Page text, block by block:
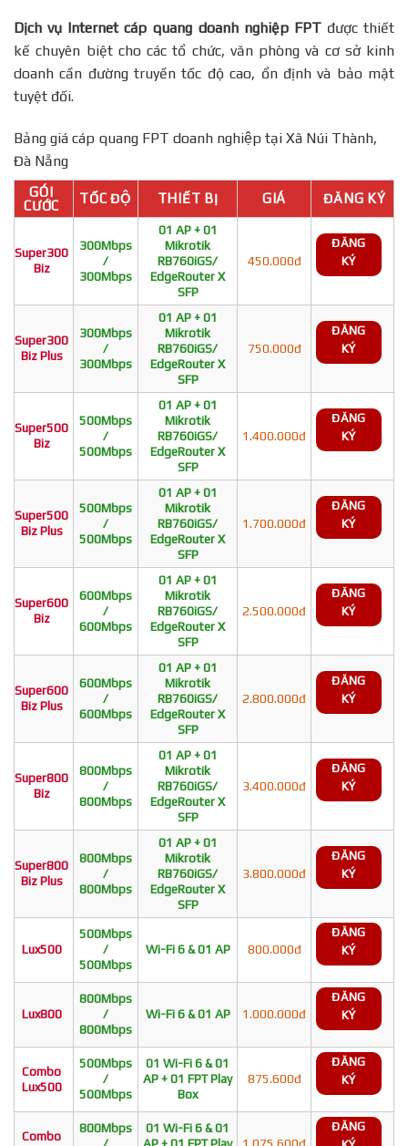
Dịch vụ Internet cáp quang doanh nghiệp FPTđược thiết
kế chuyên biệt cho các tổ chức, văn phòng và cơ sở kinh
doanh cần đường truyền tốc độ cao, ổn định và bảo mật
tuyệt đối.
Bảng giá cáp quang FPT doanh nghiệp tại Xã Núi Thành,
Đà Nẵng
GÓI
CƯỚC
TỐC ĐỘ THIẾT BỊ GIÁ ĐĂNG KÝ
Super300
Biz
300Mbps
/
300Mbps
01 AP + 01
Mikrotik
RB760iGS/
EdgeRouter X
SFP
450.000đ
ĐĂNG
KÝ
Super300
Biz Plus
300Mbps
/
300Mbps
01 AP + 01
Mikrotik
RB760iGS/
EdgeRouter X
SFP
750.000đ
ĐĂNG
KÝ
Super500
Biz
500Mbps
/
500Mbps
01 AP + 01
Mikrotik
RB760iGS/
EdgeRouter X
SFP
1.400.000đ
ĐĂNG
KÝ
Super500
Biz Plus
500Mbps
/
500Mbps
01 AP + 01
Mikrotik
RB760iGS/
EdgeRouter X
SFP
1.700.000đ
ĐĂNG
KÝ
Super600
Biz
600Mbps
/
600Mbps
01 AP + 01
Mikrotik
RB760iGS/
EdgeRouter X
SFP
2.500.000đ
ĐĂNG
KÝ
Super600
Biz Plus
600Mbps
/
600Mbps
01 AP + 01
Mikrotik
RB760iGS/
EdgeRouter X
SFP
2.800.000đ
ĐĂNG
KÝ
Super800
Biz
800Mbps
/
800Mbps
01 AP + 01
Mikrotik
RB760iGS/
EdgeRouter X
SFP
3.400.000đ
ĐĂNG
KÝ
Super800
Biz Plus
800Mbps
/
800Mbps
01 AP + 01
Mikrotik
RB760iGS/
EdgeRouter X
SFP
3.800.000đ
ĐĂNG
KÝ
Lux500
500Mbps
/
500Mbps
Wi-Fi 6 & 01 AP 800.000đ
ĐĂNG
KÝ
Lux800
800Mbps
/
800Mbps
Wi-Fi 6 & 01 AP 1.000.000đ
ĐĂNG
KÝ
Combo
Lux500
500Mbps
/
500Mbps
01 Wi-Fi 6 & 01
AP + 01 FPT Play
Box
875.600đ
ĐĂNG
KÝ
Combo
800Mbps
01 Wi-Fi 6 & 01
ĐĂNG